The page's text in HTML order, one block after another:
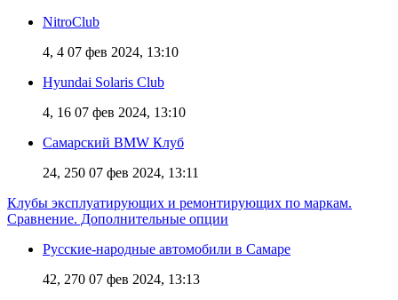
NitroClub
4, 4 07 фев 2024, 13:10
Hyundai Solaris Club
4, 16 07 фев 2024, 13:10
Самарский BMW Клуб
24, 250 07 фев 2024, 13:11
Клубы эксплуатирующих и ремонтирующих по маркам.
Сравнение. Дополнительные опции
Русские-народные автомобили в Самаре
42, 270 07 фев 2024, 13:13